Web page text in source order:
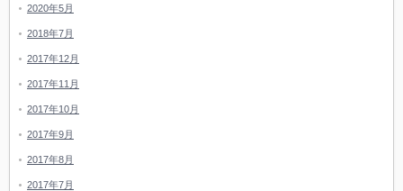
2020年5月
2018年7月
2017年12月
2017年11月
2017年10月
2017年9月
2017年8月
2017年7月